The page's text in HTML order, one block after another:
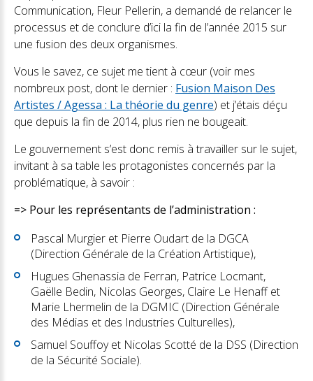
Communication, Fleur Pellerin, a demandé de relancer le
processus et de conclure d’ici la fin de l’année 2015 sur
une fusion des deux organismes.
Vous le savez, ce sujet me tient à cœur (voir mes
nombreux post, dont le dernier : Fusion Maison Des
Artistes / Agessa : La théorie du genre) et j’étais déçu
que depuis la fin de 2014, plus rien ne bougeait.
Le gouvernement s’est donc remis à travailler sur le sujet,
invitant à sa table les protagonistes concernés par la
problématique, à savoir :
=> Pour les représentants de l’administration :
Pascal Murgier et Pierre Oudart de la DGCA
(Direction Générale de la Création Artistique),
Hugues Ghenassia de Ferran, Patrice Locmant,
Gaëlle Bedin, Nicolas Georges, Claire Le Henaff et
Marie Lhermelin de la DGMIC (Direction Générale
des Médias et des Industries Culturelles),
Samuel Souffoy et Nicolas Scotté de la DSS (Direction
de la Sécurité Sociale).